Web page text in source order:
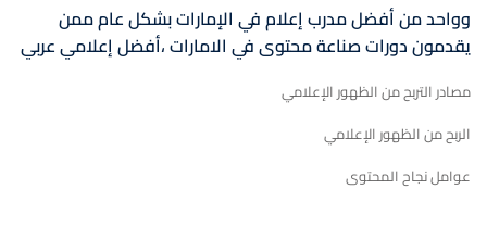
وواحد من أفضل مدرب إعلام في الإمارات بشكل عام ممن
يقدمون دورات صناعة محتوى في الامارات ،أفضل إعلامي عربي
مصادر التربح من الظهور الإعلامي
الربح من الظهور الإعلامي
عوامل نجاح المحتوى